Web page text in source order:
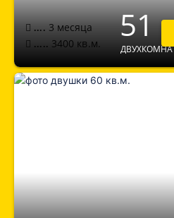
51
.... 3 месяца
..... 3400 кв.м.